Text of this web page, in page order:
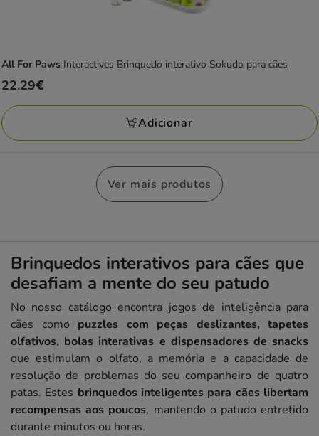
All For Paws Interactives Brinquedo interativo Sokudo para cães
Preço
22.29€
22.29€
Adicionar
Ver mais produtos
Brinquedos interativos para cães que
desafiam a mente do seu patudo
No nosso catálogo encontra jogos de inteligência para
cães como puzzles com peças deslizantes, tapetes
olfativos, bolas interativas e dispensadores de snacks
que estimulam o olfato, a memória e a capacidade de
resolução de problemas do seu companheiro de quatro
patas. Estes brinquedos inteligentes para cães libertam
recompensas aos poucos, mantendo o patudo entretido
durante minutos ou horas.